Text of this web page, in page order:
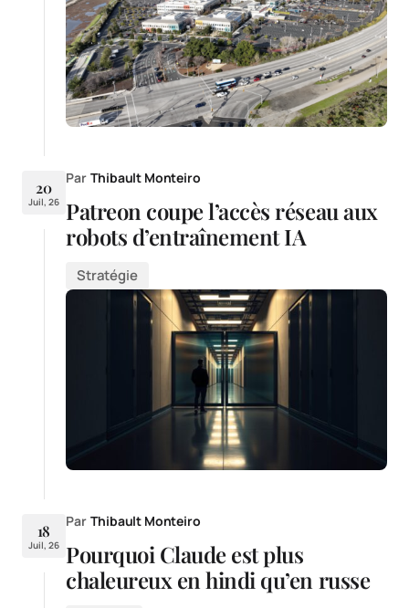
20
Juil, 26
Par Thibault Monteiro
Patreon coupe l’accès réseau aux
robots d’entraînement IA
Stratégie
18
Juil, 26
Par Thibault Monteiro
Pourquoi Claude est plus
chaleureux en hindi qu’en russe